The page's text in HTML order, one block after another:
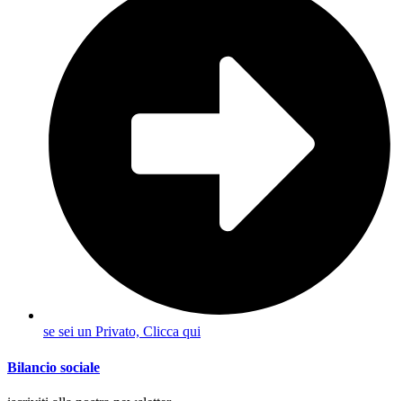
se sei un Privato, Clicca qui
Bilancio sociale